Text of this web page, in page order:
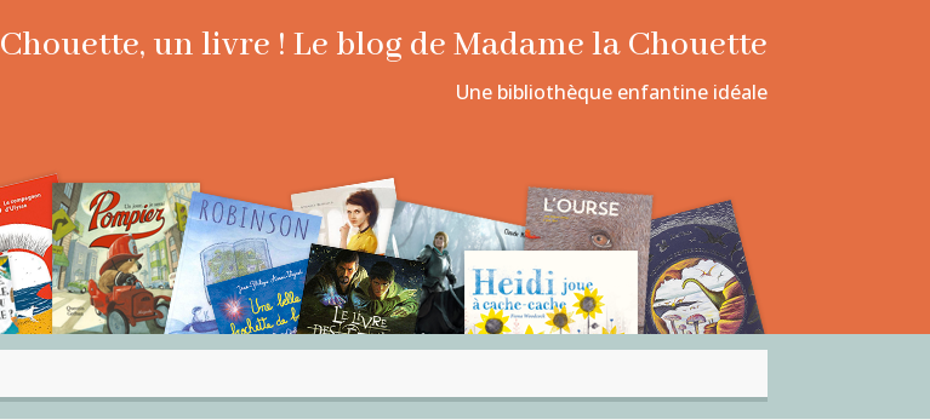
Chouette, un livre ! Le blog de Madame la Chouette
Une bibliothèque enfantine idéale